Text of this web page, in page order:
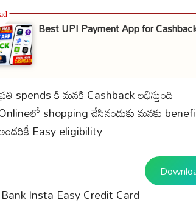
Best UPI Payment App for
spends కి మనకి Cashback లభిస్తుంది
shopping చేసినందుకు మనకు
Easy eligibility
Insta Easy Credit Card